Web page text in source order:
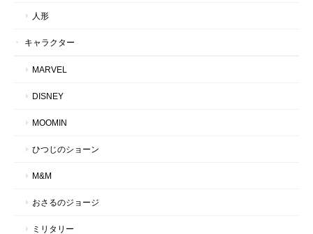
人形
キャラクター
MARVEL
DISNEY
MOOMIN
ひつじのショーン
M&M
おさるのジョージ
ミリタリー